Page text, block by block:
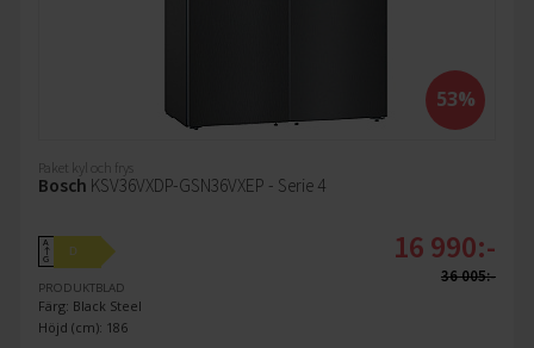
53%
Paket kyl och frys
Bosch KSV36VXDP-GSN36VXEP - Serie 4
A
↑
G
D
PRODUKTBLAD
Färg: Black Steel
Höjd (cm): 186
16 990:-
36 005:-